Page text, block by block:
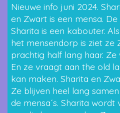
Nieuwe info juni 2024.
en Zwart is een mensa.
Sharita is een kabouter.
het mensendorp is ziet ze
prachtig half lang haar.
En ze vraagt aan the old
kan maken. Sharita en
Ze blijven heel lang
de mensa´s. Sharita